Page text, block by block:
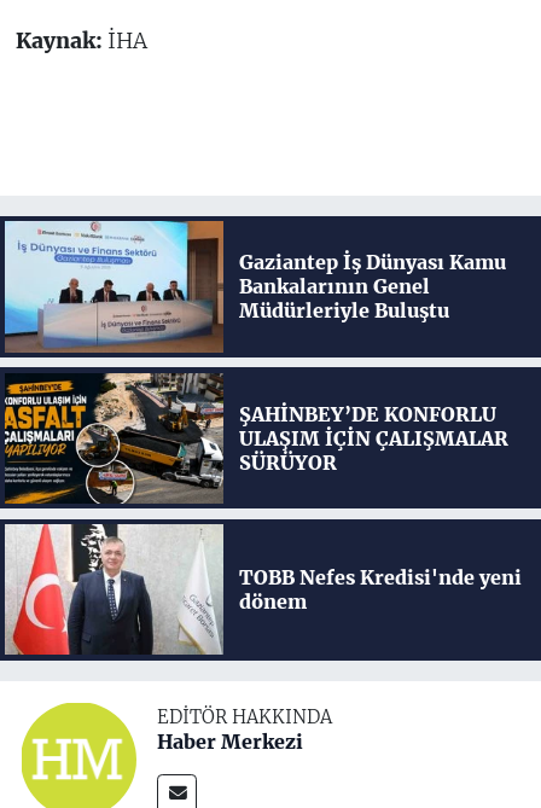
Kaynak: İHA
Gaziantep İş Dünyası Kamu
Bankalarının Genel
Müdürleriyle Buluştu
ŞAHİNBEY’DE KONFORLU
ULAŞIM İÇİN ÇALIŞMALAR
SÜRÜYOR
TOBB Nefes Kredisi'nde yeni
dönem
EDITÖR HAKKINDA
Haber Merkezi